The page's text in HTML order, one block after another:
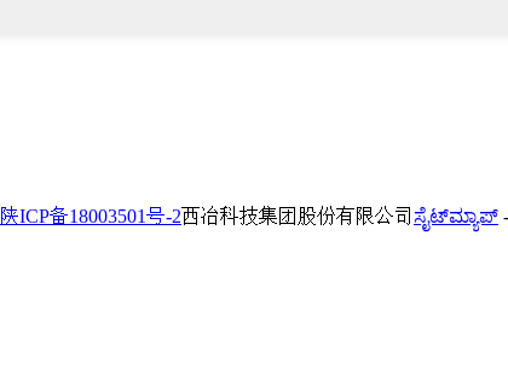
陕ICP备18003501号-2西冶科技集团股份有限公司 ಸೈಟ್‌ಮ್ಯಾಪ್ -